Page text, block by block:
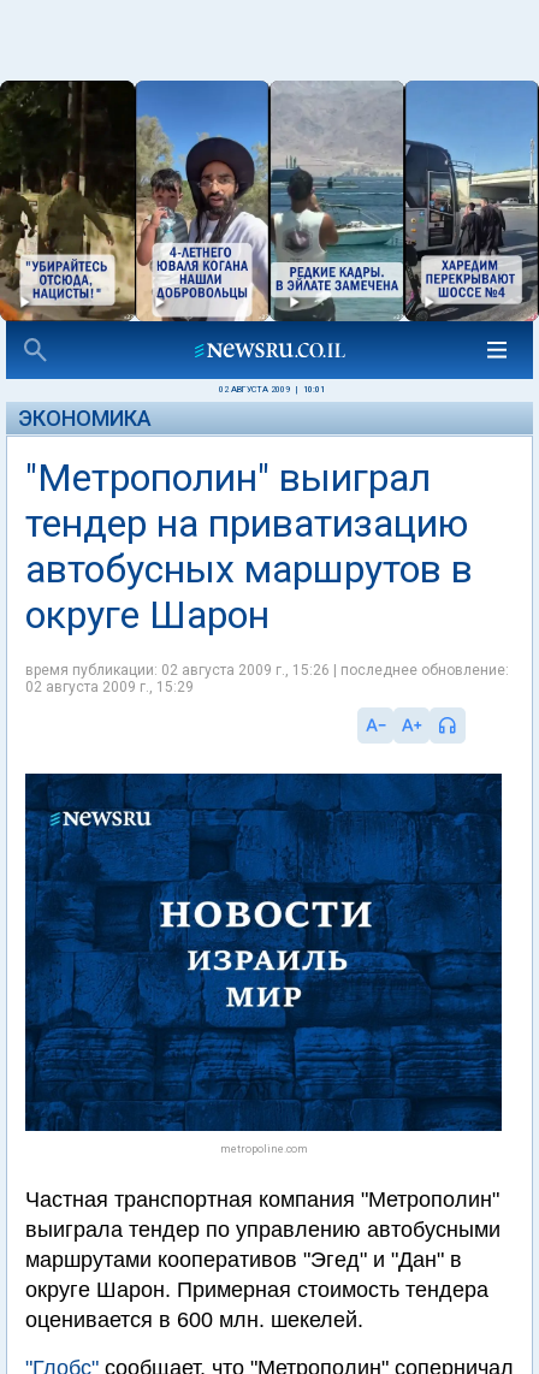
02 АВГУСТА 2009 10:01
ЭКОНОМИКА
"Метрополин" выиграл
тендер на приватизацию
автобусных маршрутов в
округе Шарон
время публикации: 02 августа 2009 г., 15:26 | последнее обновление:
02 августа 2009 г., 15:29
metropoline.com
Частная транспортная компания "Метрополин"
выиграла тендер по управлению автобусными
маршрутами кооперативов "Эгед" и "Дан" в
округе Шарон. Примерная стоимость тендера
оценивается в 600 млн. шекелей.
"Глобс" сообщает, что "Метрополин" соперничал